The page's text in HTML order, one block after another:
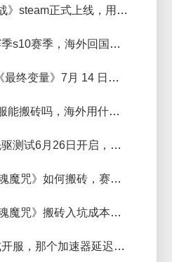
《死或生6：最后一战》steam正式上线，用哪个加速器延迟低稳定？
《三角洲行动》新赛季s10赛季，海外回国玩《三角洲行动》国服加速器推荐
《多重人生》 DLC《最终变量》7月 14 日上线，《多重人生》加速器推荐
《天堂2：盟约》国服能搬砖吗，海外用什么加速器玩比较稳定
国服上古世纪归来先驱测试6月26日开启，免费稳定的回国加速器推荐
《SOL：Enchant灵魂魔咒》如何搬砖，赛博加速器稳定多开锁定收益
《SOL：Enchant灵魂魔咒》搬砖入坑成本，是不是大肉值不值搬
冒险岛创世之枫正式开服，那个加速器延迟低？